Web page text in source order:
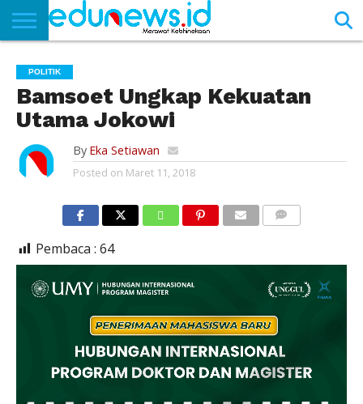
NEWS
EDUNEWS
LITERASI
PUSTAKA
SOSOK
TEKNO
KHASANAH
SASTRA
POLITIK
Bamsoet Ungkap Kekuatan
Utama Jokowi
By Eka Setiawan
Posted on Maret 11, 2018
Pembaca : 64